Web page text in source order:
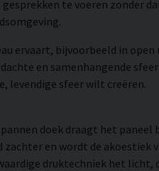
te voeren zonder
ervaart, bijvoorbeeld in
en samenhangende
levendige sfeer wilt creëren.
doek draagt het paneel
en wordt de akoestiek
druktechniek het licht,